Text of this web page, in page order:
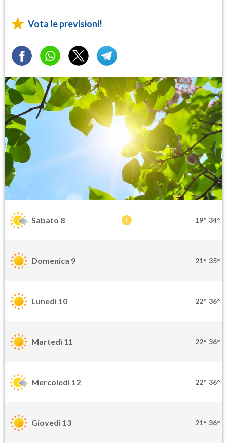
Vota le previsioni!
Sabato 8 19° 34°
Domenica 9 21° 35°
Lunedì 10 22° 36°
Martedì 11 22° 36°
Mercoledì 12 22° 36°
Giovedì 13 21° 36°